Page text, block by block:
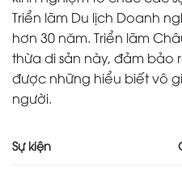
Triển lãm Du lịch Doanh
hơn 30 năm. Triển lãm
thừa di sản này, đảm bảo
được những hiểu biết vô
người.
Sự kiện